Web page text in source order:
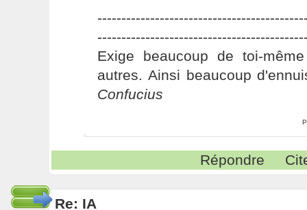
Exige beaucoup de toi-
autres. Ainsi beaucoup
Confucius
Répondre
Re: IA